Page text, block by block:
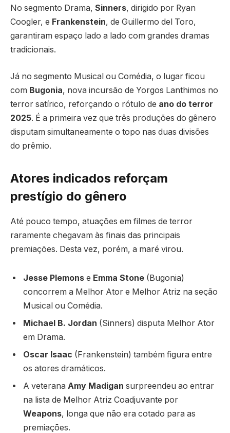
No segmento Drama, Sinners, dirigido por Ryan
Coogler, e Frankenstein, de Guillermo del Toro,
garantiram espaço lado a lado com grandes dramas
tradicionais.
Já no segmento Musical ou Comédia, o lugar ficou
com Bugonia, nova incursão de Yorgos Lanthimos no
terror satírico, reforçando o rótulo de ano do terror
2025. É a primeira vez que três produções do gênero
disputam simultaneamente o topo nas duas divisões
do prêmio.
Atores indicados reforçam
prestígio do gênero
Até pouco tempo, atuações em filmes de terror
raramente chegavam às finais das principais
premiações. Desta vez, porém, a maré virou.
Jesse Plemons e Emma Stone (Bugonia)
concorrem a Melhor Ator e Melhor Atriz na seção
Musical ou Comédia.
Michael B. Jordan (Sinners) disputa Melhor Ator
em Drama.
Oscar Isaac (Frankenstein) também figura entre
os atores dramáticos.
A veterana Amy Madigan surpreendeu ao entrar
na lista de Melhor Atriz Coadjuvante por
Weapons, longa que não era cotado para as
premiações.